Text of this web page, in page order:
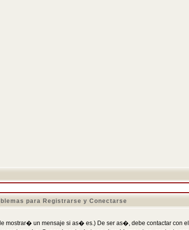
para Registrarse y Conectarse
mostrar� un mensaje si as� es.) De ser as�, debe contactar con